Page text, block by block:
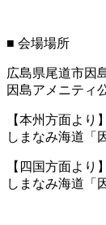
■ 会場場所
広島県尾道市因
因島アメニティ
【本州方面より】
しまなみ海道「
【四国方面より】
しまなみ海道「